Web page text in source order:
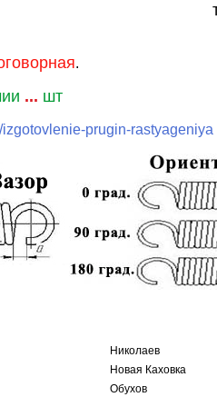
.
... шт
izgotovlenie-prugin-rastyageniya
Николаев
Новая Каховка
Обухов